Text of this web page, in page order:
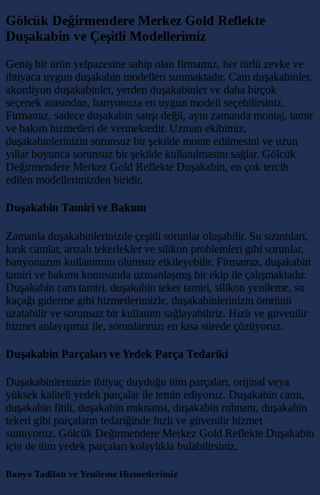
Gölcük Değirmendere Merkez Gold Reflekte
Duşakabin ve Çeşitli Modellerimiz
Geniş bir ürün yelpazesine sahip olan firmamız, her türlü zevke ve
ihtiyaca uygun duşakabin modelleri sunmaktadır. Cam duşakabinler,
akordiyon duşakabinler, yerden duşakabinler ve daha birçok
seçenek arasından, banyonuza en uygun modeli seçebilirsiniz.
Firmamız, sadece duşakabin satışı değil, aynı zamanda montaj, tamir
ve bakım hizmetleri de vermektedir. Uzman ekibimiz,
duşakabinlerinizin sorunsuz bir şekilde monte edilmesini ve uzun
yıllar boyunca sorunsuz bir şekilde kullanılmasını sağlar. Gölcük
Değirmendere Merkez Gold Reflekte Duşakabin, en çok tercih
edilen modellerimizden biridir.
Duşakabin Tamiri ve Bakımı
Zamanla duşakabinlerinizde çeşitli sorunlar oluşabilir. Su sızıntıları,
kırık camlar, arızalı tekerlekler ve silikon problemleri gibi sorunlar,
banyonuzun kullanımını olumsuz etkileyebilir. Firmamız, duşakabin
tamiri ve bakımı konusunda uzmanlaşmış bir ekip ile çalışmaktadır.
Duşakabin cam tamiri, duşakabin teker tamiri, silikon yenileme, su
kaçağı giderme gibi hizmetlerimizle, duşakabinlerinizin ömrünü
uzatabilir ve sorunsuz bir kullanım sağlayabiliriz. Hızlı ve güvenilir
hizmet anlayışımız ile, sorunlarınızı en kısa sürede çözüyoruz.
Duşakabin Parçaları ve Yedek Parça Tedariki
Duşakabinlerinizin ihtiyaç duyduğu tüm parçaları, orijinal veya
yüksek kaliteli yedek parçalar ile temin ediyoruz. Duşakabin camı,
duşakabin fitili, duşakabin mıknatısı, duşakabin rulmanı, duşakabin
tekeri gibi parçaların tedariğinde hızlı ve güvenilir hizmet
sunuyoruz. Gölcük Değirmendere Merkez Gold Reflekte Duşakabin
için de tüm yedek parçaları kolaylıkla bulabilirsiniz.
Banyo Tadilatı ve Yenileme Hizmetlerimiz